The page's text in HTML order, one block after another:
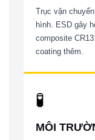
Trục vận
hình. ESD gây
composite
coating thêm.
🧪
MÔI